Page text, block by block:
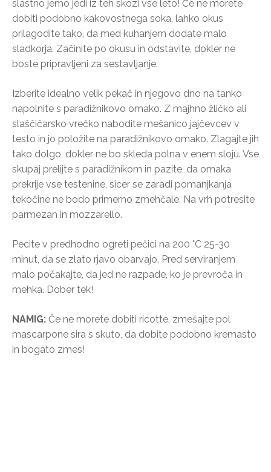
slastno jemo jedi iz teh skozi vse leto! Če ne morete
dobiti podobno kakovostnega soka, lahko okus
prilagodite tako, da med kuhanjem dodate malo
sladkorja. Začinite po okusu in odstavite, dokler ne
boste pripravljeni za sestavljanje.
Izberite idealno velik pekač in njegovo dno na tanko
napolnite s paradižnikovo omako. Z majhno žličko ali
slaščičarsko vrečko nabodite mešanico jajčevcev v
testo in jo položite na paradižnikovo omako. Zlagajte jih
tako dolgo, dokler ne bo skleda polna v enem sloju. Vse
skupaj prelijte s paradižnikom in pazite, da omaka
prekrije vse testenine, sicer se zaradi pomanjkanja
tekočine ne bodo primerno zmehčale. Na vrh potresite
parmezan in mozzarello.
Pecite v predhodno ogreti pečici na 200 °C 25-30
minut, da se zlato rjavo obarvajo. Pred serviranjem
malo počakajte, da jed ne razpade, ko je prevroča in
mehka. Dober tek!
NAMIG: Če ne morete dobiti ricotte, zmešajte pol
mascarpone sira s skuto, da dobite podobno kremasto
in bogato zmes!